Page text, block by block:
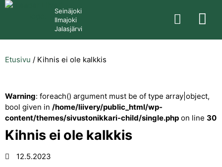
Seinäjoki
Ilmajoki
Jalasjärvi
Etusivu / Kihnis ei ole kalkkis
Warning: foreach() argument must be of type array|object,
bool given in /home/liivery/public_html/wp-
content/themes/sivustonikkari-child/single.php on line 30
Kihnis ei ole kalkkis
12.5.2023